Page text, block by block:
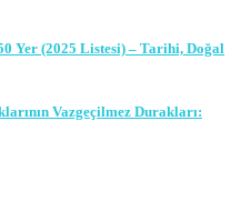
Yer (2025 Listesi) – Tarihi, Doğal
Vazgeçilmez Durakları: